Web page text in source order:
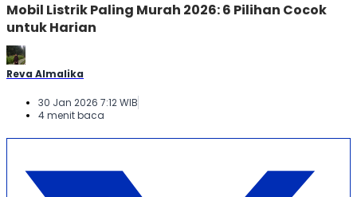
Mobil Listrik Paling Murah 2026: 6 Pilihan Cocok
untuk Harian
Reva Almalika
30 Jan 2026 7:12 WIB
4 menit baca